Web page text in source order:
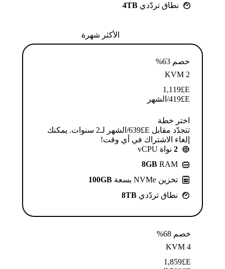
نطاق تردّدي 4TB
الأكثر شهرة
خصم 63%
KVM 2
E£
1,119
E£
419/الشهر
اختر خطة
تتجدّد مقابل E£⁦639⁩/الشهر لـ2 سنوات. يمكنك
إلغاء الاشتراك في أي وقت!
2 نواة vCPU
8GB RAM
تخزين NVMe بسعة
100GB
نطاق تردّدي 8TB
خصم 68%
KVM 4
E£
1,859